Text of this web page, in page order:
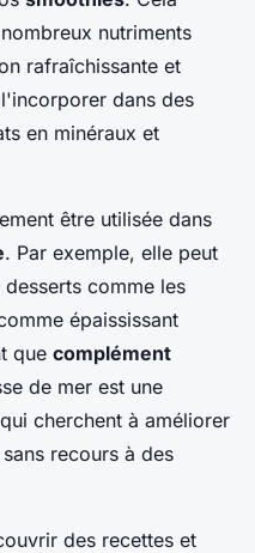
nutriments
rafraîchissante et
dans des
en minéraux et
être utilisée dans
. Par exemple, elle peut
comme les
épaississant
que complément
de mer est une
cherchent à améliorer
sans recours à des
des recettes et